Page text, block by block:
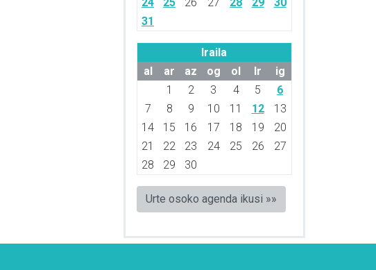
31
Iraila
al
ar az og ol lr
ig
1
2 3 4 5
6
7
8 9 10 11 12
13
14
15 16 17 18 19
20
21
22 23 24 25 26
27
28
29 30
Urte osoko agenda ikusi »»